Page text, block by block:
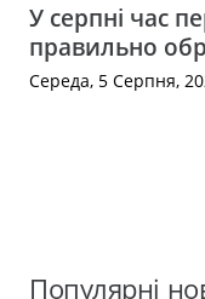
У серпні час
правильно
Середа, 5 Серпня,
Популярні